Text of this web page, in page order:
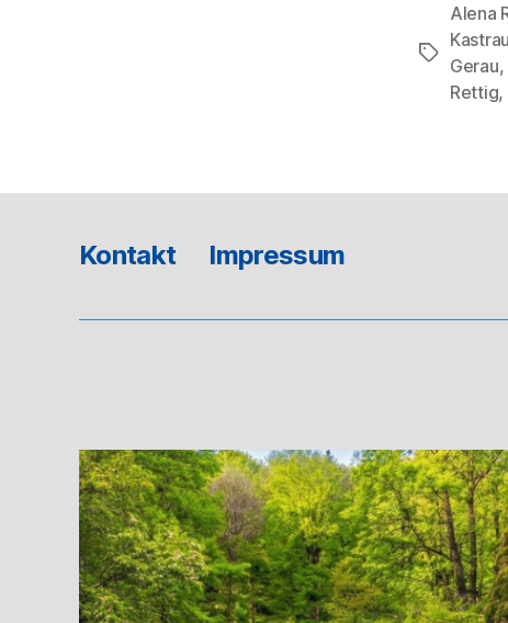
Alena
Kastrau
Gerau,
Rettig,
Kontakt Impressum